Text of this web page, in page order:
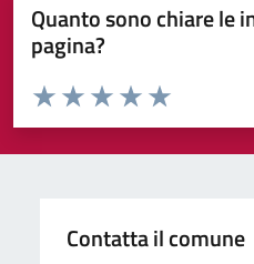
Quanto sono chiare le
pagina?
Valuta da 1 a 5 stelle la pagina
Valuta 5
Valuta 4 stelle su
Valuta 3 stelle su 5
Valuta 2 stelle su 5
Valuta 1 stelle su 5
Contatta il comune